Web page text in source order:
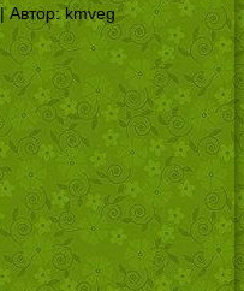
Автор:kmveg